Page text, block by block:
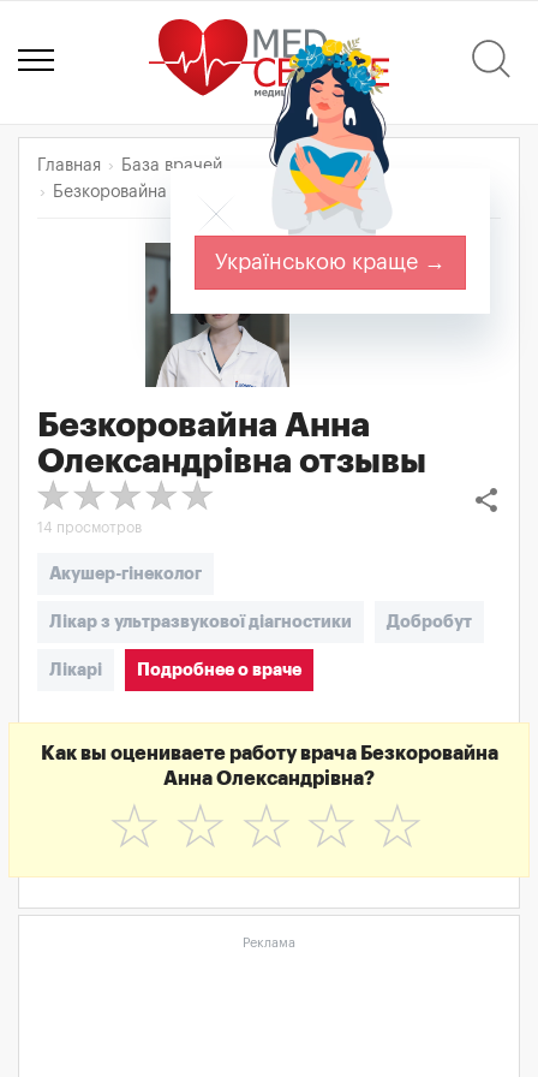
Главная
База врачей
Безкоровайна Анна Олександрівна
Отзывы
Безкоровайна Анна
Олександрівна отзывы
share
14 просмотров
Акушер-гінеколог
Лікар з ультразвукової діагностики Добробут
Лікарі Подробнее о враче
Как вы оцениваете работу врача Безкоровайна
Анна Олександрівна?
☆
☆
☆
☆
☆
Реклама
Українською краще →